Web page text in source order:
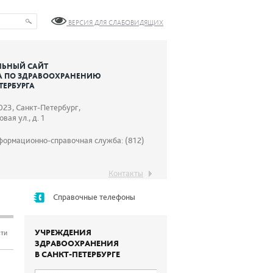
ВЕРСИЯ ДЛЯ СЛАБОВИДЯЩИХ
САЙТ
ПО ЗДРАВООХРАНЕНИЮ
Санкт-Петербург,
ул., д. 1
справочная служба: (812)
Контакты
Справочные телефоны
УЧРЕЖДЕНИЯ
ЗДРАВООХРАНЕНИЯ
В САНКТ-ПЕТЕРБУРГЕ